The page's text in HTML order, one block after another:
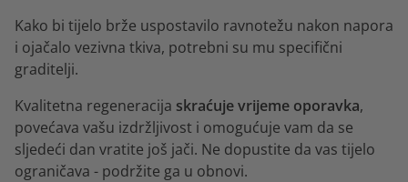
Kako bi tijelo brže uspostavilo ravnotežu nakon napora
i ojačalo vezivna tkiva, potrebni su mu specifični
graditelji.
Kvalitetna regeneracija skraćuje vrijeme oporavka,
povećava vašu izdržljivost i omogućuje vam da se
sljedeći dan vratite još jači. Ne dopustite da vas tijelo
ograničava - podržite ga u obnovi.